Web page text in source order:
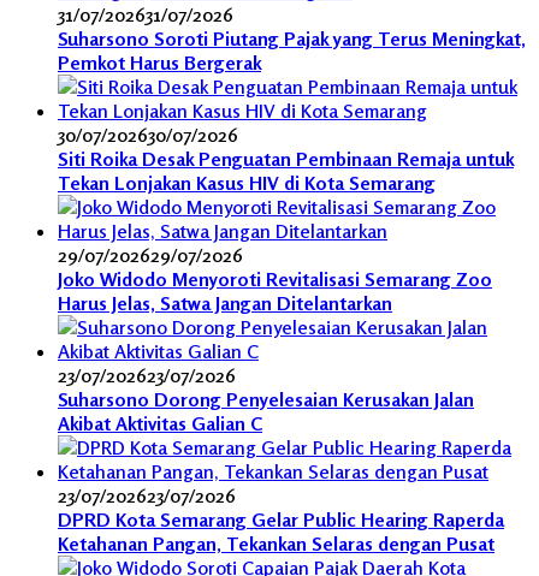
31/07/202631/07/2026
Suharsono Soroti Piutang Pajak yang Terus Meningkat,
Pemkot Harus Bergerak
30/07/202630/07/2026
Siti Roika Desak Penguatan Pembinaan Remaja untuk
Tekan Lonjakan Kasus HIV di Kota Semarang
29/07/202629/07/2026
Joko Widodo Menyoroti Revitalisasi Semarang Zoo
Harus Jelas, Satwa Jangan Ditelantarkan
23/07/202623/07/2026
Suharsono Dorong Penyelesaian Kerusakan Jalan
Akibat Aktivitas Galian C
23/07/202623/07/2026
DPRD Kota Semarang Gelar Public Hearing Raperda
Ketahanan Pangan, Tekankan Selaras dengan Pusat